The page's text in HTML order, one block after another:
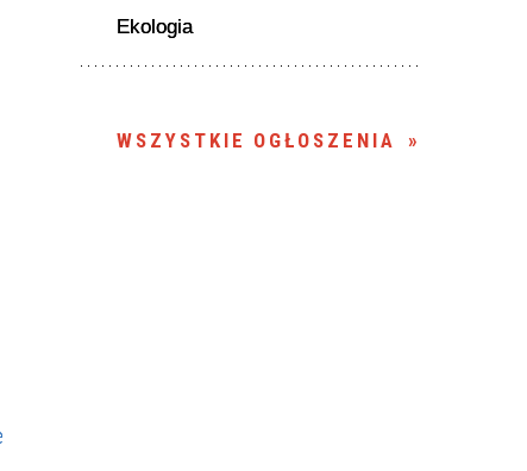
Ekologia
WSZYSTKIE OGŁOSZENIA